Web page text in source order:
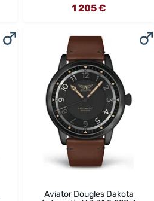
1 205 €
Aviator Dougles Dakota